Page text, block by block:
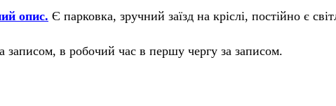
опис. Є парковка, зручний заїзд на кріслі, постійно є
записом, в робочий час в першу чергу за записом.